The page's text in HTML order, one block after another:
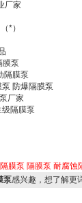
厂家
*）
膜泵
隔膜泵
防爆隔膜泵
厂家
隔膜泵
膜泵 隔膜泵 耐腐蚀
泵感兴趣，想了解更